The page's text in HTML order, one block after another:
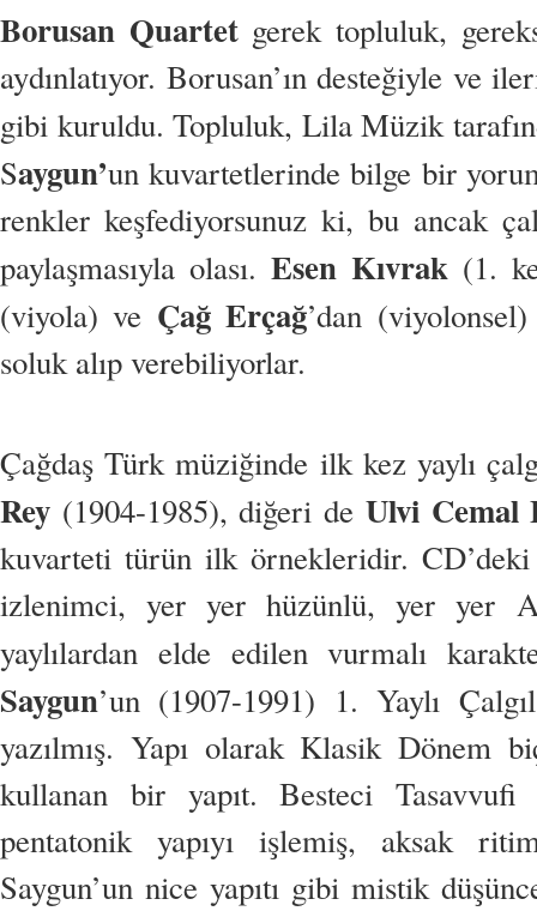
Borusan Quartet gerek topluluk,
aydınlatıyor. Borusan’ın desteğiyle ve
gibi kuruldu. Topluluk, Lila Müzik
Saygun’un kuvartetlerinde bilge bir
renkler keşfediyorsunuz ki, bu ancak
paylaşmasıyla olası. Esen Kıvrak (1.
(viyola) ve Çağ Erçağ’dan
soluk alıp verebiliyorlar.
Çağdaş Türk müziğinde ilk kez yaylı
Rey (1904-1985), diğeri de Ulvi Cemal
kuvarteti türün ilk örnekleridir.
izlenimci, yer yer hüzünlü, yer yer
yaylılardan elde edilen vurmalı
Saygun’un (1907-1991) 1. Yaylı
yazılmış. Yapı olarak Klasik Dönem
kullanan bir yapıt. Besteci
pentatonik yapıyı işlemiş, aksak
Saygun’un nice yapıtı gibi mistik